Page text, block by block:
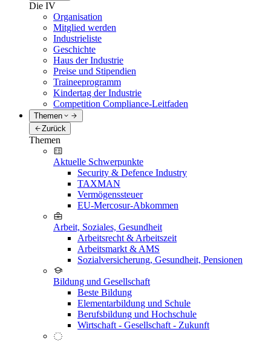
Die IV
Organisation
Mitglied werden
Industrieliste
Geschichte
Haus der Industrie
Preise und Stipendien
Traineeprogramm
Kindertag der Industrie
Competition Compliance-Leitfaden
Themen
Zurück
Themen
Aktuelle Schwerpunkte
Security & Defence Industry
TAXMAN
Vermögenssteuer
EU-Mercosur-Abkommen
Arbeit, Soziales, Gesundheit
Arbeitsrecht & Arbeitszeit
Arbeitsmarkt & AMS
Sozialversicherung, Gesundheit, Pensionen
Bildung und Gesellschaft
Beste Bildung
Elementarbildung und Schule
Berufsbildung und Hochschule
Wirtschaft - Gesellschaft - Zukunft